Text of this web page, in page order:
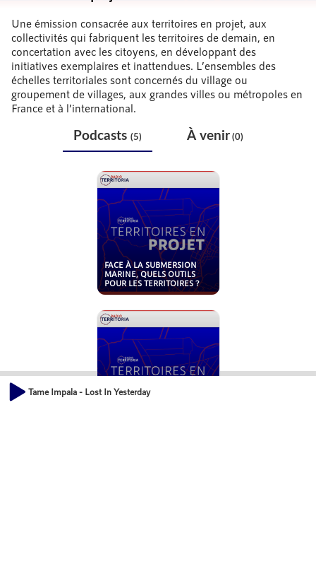
Une émission consacrée aux territoires en projet, aux
collectivités qui fabriquent les territoires de demain, en
concertation avec les citoyens, en développant des
initiatives exemplaires et inattendues. L’ensembles des
échelles territoriales sont concernés du village ou
groupement de villages, aux grandes villes ou métropoles en
France et à l’international.
Podcasts (5) À venir(0)
FACE À LA SUBMERSION
MARINE, QUELS OUTILS
POUR LES TERRITOIRES ?
MONTAGE JURIDIQUE ET
Tame Impala - Lost In Yesterday